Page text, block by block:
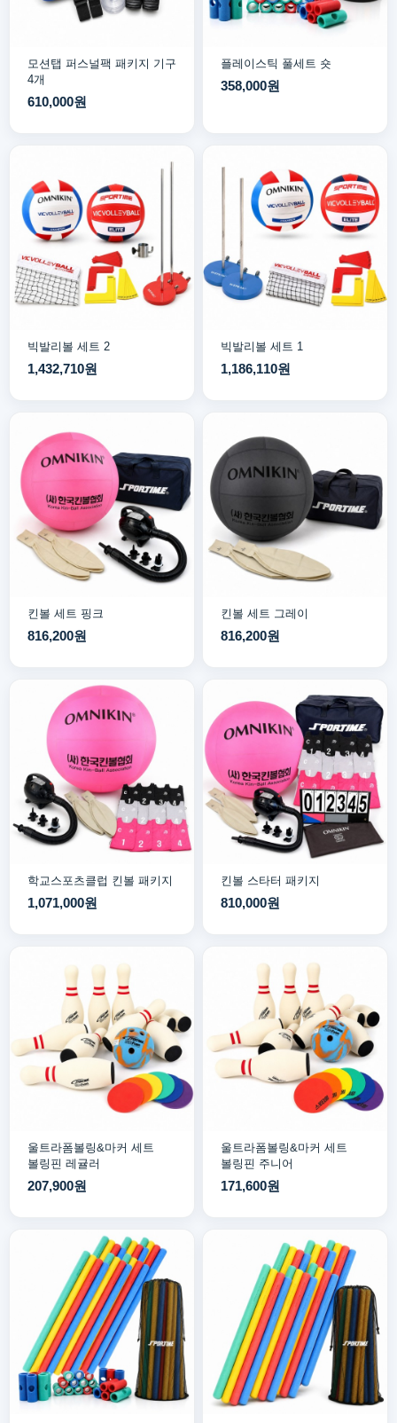
모션탭 퍼스널팩 패키지 기구
4개
610,000원
플레이스틱 풀세트 숏
358,000원
빅발리볼 세트 2
1,432,710원
빅발리볼 세트 1
1,186,110원
킨볼 세트 핑크
816,200원
킨볼 세트 그레이
816,200원
학교스포츠클럽 킨볼 패키지
1,071,000원
킨볼 스타터 패키지
810,000원
울트라폼볼링&마커 세트
볼링핀 레귤러
207,900원
울트라폼볼링&마커 세트
볼링핀 주니어
171,600원